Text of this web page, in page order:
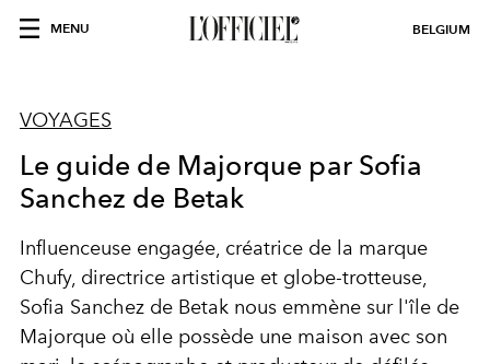
MENU BELGIUM
VOYAGES
Le guide de Majorque par Sofia
Sanchez de Betak
Influenceuse engagée, créatrice de la marque
Chufy, directrice artistique et globe-trotteuse,
Sofia Sanchez de Betak nous emmène sur l'île de
Majorque où elle possède une maison avec son